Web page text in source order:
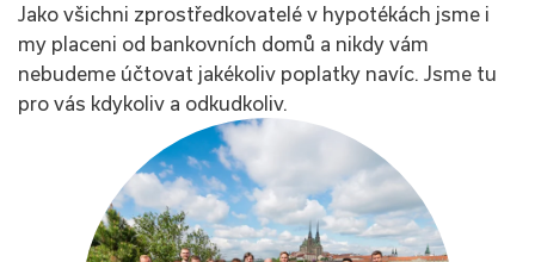
Jako všichni zprostředkovatelé v hypotékách jsme i
my placeni od bankovních domů a nikdy vám
nebudeme účtovat jakékoliv poplatky navíc. Jsme tu
pro vás kdykoliv a odkudkoliv.